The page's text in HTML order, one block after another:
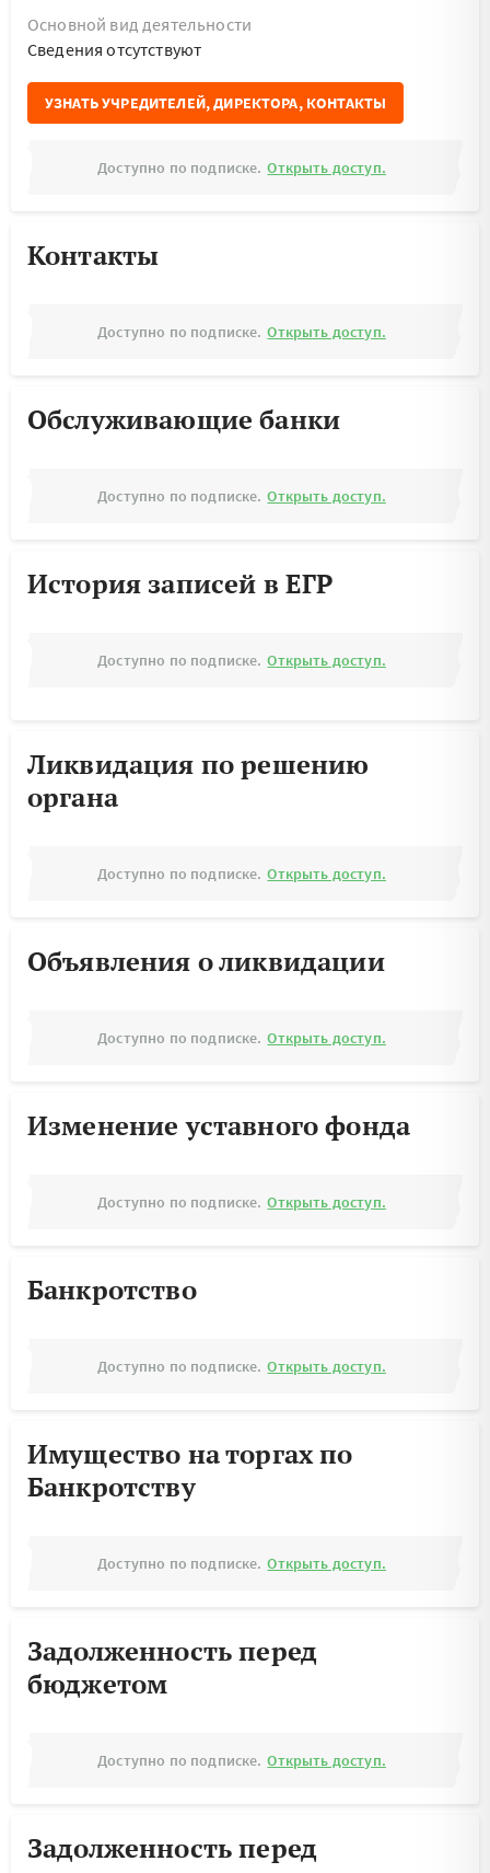
Основной вид деятельности
Cведения отсутствуют
УЗНАТЬ УЧРЕДИТЕЛЕЙ, ДИРЕКТОРА, КОНТАКТЫ
Доступно по подписке. Открыть доступ.
Контакты
Доступно по подписке. Открыть доступ.
Обслуживающие банки
Доступно по подписке. Открыть доступ.
История записей в ЕГР
Доступно по подписке. Открыть доступ.
Ликвидация по решению
органа
Доступно по подписке. Открыть доступ.
Объявления о ликвидации
Доступно по подписке. Открыть доступ.
Изменение уставного фонда
Доступно по подписке. Открыть доступ.
Банкротство
Доступно по подписке. Открыть доступ.
Имущество на торгах по
Банкротству
Доступно по подписке. Открыть доступ.
Задолженность перед
бюджетом
Доступно по подписке. Открыть доступ.
Задолженность перед